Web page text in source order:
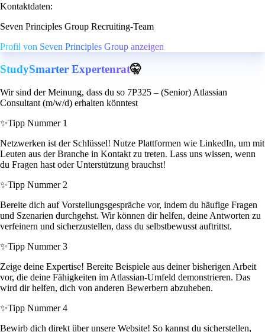
Kontaktdaten:
Seven Principles Group Recruiting-Team
Profil von Seven Principles Group anzeigen
StudySmarter Expertenrat🤫
Wir sind der Meinung, dass du so 7P325 – (Senior) Atlassian
Consultant (m/w/d) erhalten könntest
✨Tipp Nummer 1
Netzwerken ist der Schlüssel! Nutze Plattformen wie LinkedIn, um mit
Leuten aus der Branche in Kontakt zu treten. Lass uns wissen, wenn
du Fragen hast oder Unterstützung brauchst!
✨Tipp Nummer 2
Bereite dich auf Vorstellungsgespräche vor, indem du häufige Fragen
und Szenarien durchgehst. Wir können dir helfen, deine Antworten zu
verfeinern und sicherzustellen, dass du selbstbewusst auftrittst.
✨Tipp Nummer 3
Zeige deine Expertise! Bereite Beispiele aus deiner bisherigen Arbeit
vor, die deine Fähigkeiten im Atlassian-Umfeld demonstrieren. Das
wird dir helfen, dich von anderen Bewerbern abzuheben.
✨Tipp Nummer 4
Bewirb dich direkt über unsere Website! So kannst du sicherstellen,